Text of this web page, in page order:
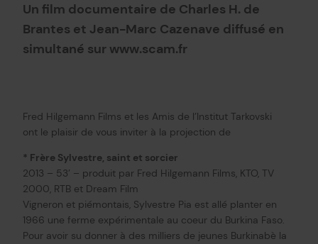
Un film documentaire de Charles H. de
Brantes et Jean-Marc Cazenave diffusé en
simultané sur www.scam.fr
Fred Hilgemann Films et les Amis de l’Institut Tarkovski
ont le plaisir de vous inviter à la projection de
* Frère Sylvestre, saint et sorcier
2013 – 53’ – produit par Fred Hilgemann Films, KTO, TV
2000, RTB et Dream Film
Vigneron et piémontais, Sylvestre Pia est allé planter en
1966 une ferme expérimentale au coeur du Burkina Faso.
Pour avoir su donner à des milliers de jeunes Burkinabè la